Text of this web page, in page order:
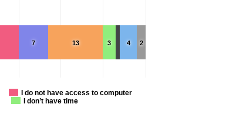
2
4
3
13
7
I do not have access to computer
I don’t have time